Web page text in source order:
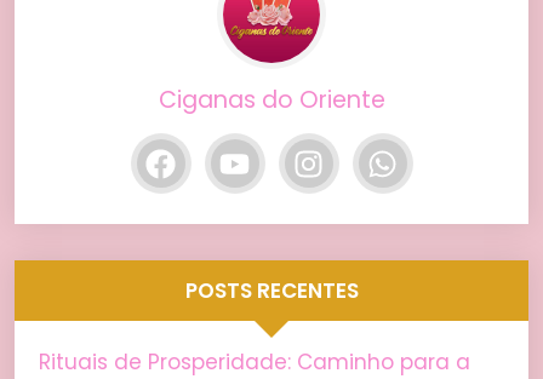
Ciganas do Oriente
POSTS RECENTES
Rituais de Prosperidade: Caminho para a